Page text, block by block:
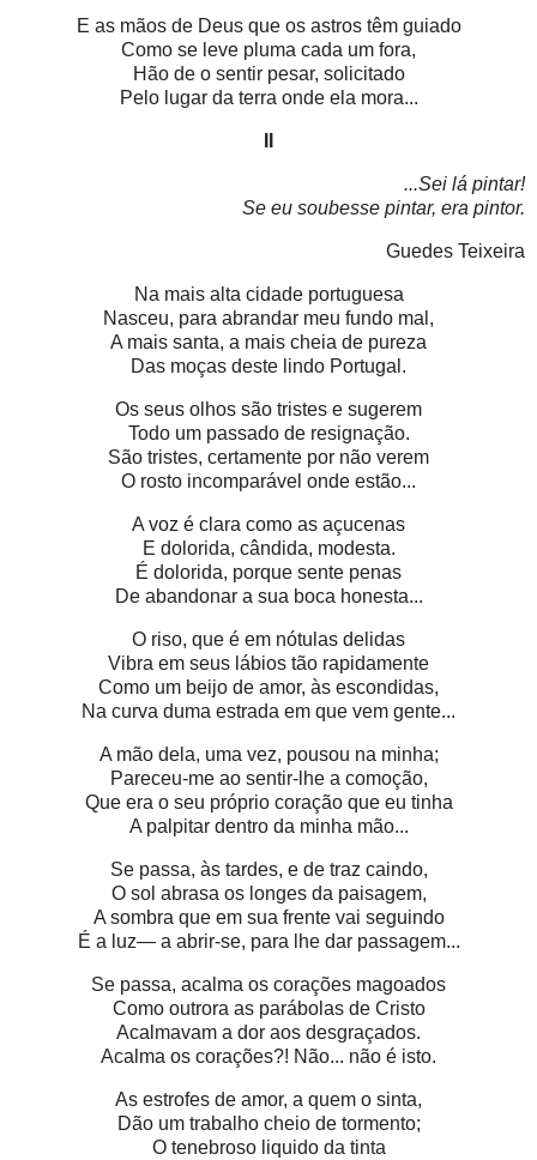
E as mãos de Deus que os astros têm guiado
Como se leve pluma cada um fora,
Hão de o sentir pesar, solicitado
Pelo lugar da terra onde ela mora...
...Sei lá pintar!
Se eu soubesse pintar, era pintor.
Guedes Teixeira
Na mais alta cidade portuguesa
Nasceu, para abrandar meu fundo mal,
A mais santa, a mais cheia de pureza
Das moças deste lindo Portugal.
Os seus olhos são tristes e sugerem
Todo um passado de resignação.
São tristes, certamente por não verem
O rosto incomparável onde estão...
A voz é clara como as açucenas
E dolorida, cândida, modesta.
É dolorida, porque sente penas
De abandonar a sua boca honesta...
O riso, que é em nótulas delidas
Vibra em seus lábios tão rapidamente
Como um beijo de amor, às escondidas,
Na curva duma estrada em que vem gente...
A mão dela, uma vez, pousou na minha;
Pareceu-me ao sentir-lhe a comoção,
Que era o seu próprio coração que eu tinha
A palpitar dentro da minha mão...
Se passa, às tardes, e de traz caindo,
O sol abrasa os longes da paisagem,
A sombra que em sua frente vai seguindo
É a luz— a abrir-se, para lhe dar passagem...
Se passa, acalma os corações magoados
Como outrora as parábolas de Cristo
Acalmavam a dor aos desgraçados.
Acalma os corações?! Não... não é isto.
As estrofes de amor, a quem o sinta,
Dão um trabalho cheio de tormento;
O tenebroso liquido da tinta